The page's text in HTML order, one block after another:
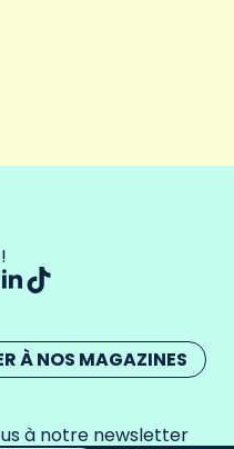
À NOS MAGAZINES
à notre newsletter